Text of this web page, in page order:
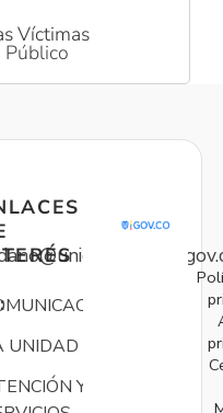
Víctimas
Público
UNIDAD
Y